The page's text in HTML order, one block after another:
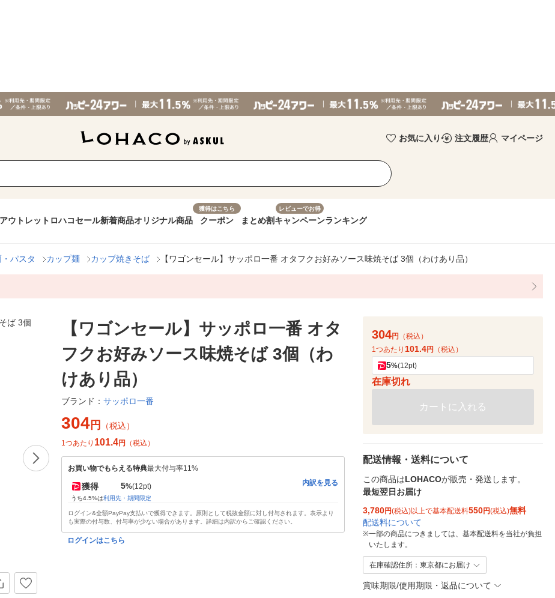
お気に入り 注文履歴 マイページ
アウトレット ロハコセール新着商品オリジナル商品
獲得はこちら
クーポン まとめ割
レビューでお得
キャンペーンランキング
パスタ カップ麺 カップ焼きそば 【ワゴンセール】サッポロ一番 オタフクお好みソース味焼そば 3個（わけあり品）
【ワゴンセール】サッポロ一番 オタ
フクお好みソース味焼そば 3個（わ
けあり品）
ブランド： サッポロ一番
304 円 （税込）
1つあたり 101.4円 （税込）
お買い物でもらえる特典最大付与率11%
獲得 5%(12pt)
うち4.5%は利用先・期間限定
内訳を見る
ログイン&全額PayPay支払いで獲得できます。原則として税抜金額に対し付与されます。表示より
も実際の付与数、付与率が少ない場合があります。詳細は内訳からご確認ください。
ログインはこちら
304円
（税込）
1つあたり 101.4円 （税込）
5%(12pt)
在庫切れ
カートに入れる
配送情報・送料について
この商品はLOHACOが販売・発送します。
最短翌日お届け
3,780円(税込)以上で基本配送料550円(税込)無料
配送料について
※一部の商品につきましては、基本配送料を当社が負担
いたします。
在庫確認住所：東京都にお届け
賞味期限/使用期限・返品について